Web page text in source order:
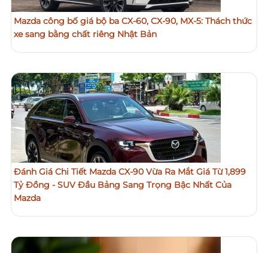
Mazda công bố giá bộ ba CX-60, CX-90, MX-5: Thách thức
xe sang bằng chất riêng Nhật Bản
Đánh Giá Chi Tiết Mazda CX-90 Vừa Ra Mắt Giá Từ 1,899
Tỷ Đồng - SUV Đầu Bảng Sang Trọng Bậc Nhất Của
Mazda